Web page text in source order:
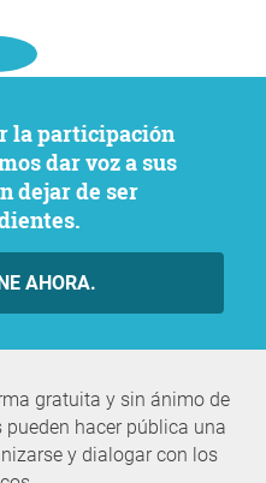
dar voz a sus
dejar de ser
AHORA.
gratuita y sin ánimo de
hacer pública una
y dialogar con los